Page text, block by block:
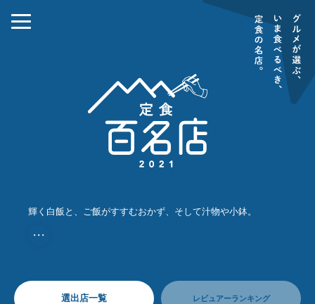
輝く白飯と、ご飯がすすむおかず、そして汁物や小鉢。
・・・
選出店一覧 レビュアーランキング